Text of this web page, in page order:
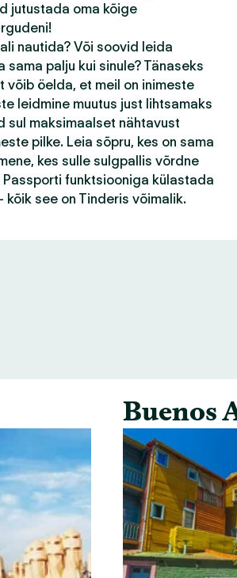
jutustada oma kõige
nautida? Või soovid leida
palju kui sinule? Tänaseks
võib öelda, et meil on inimeste
leidmine muutus just lihtsamaks
sul maksimaalset nähtavust
pilke. Leia sõpru, kes on sama
kes sulle sulgpallis võrdne
funktsiooniga külastada
see on Tinderis võimalik.
Buenos